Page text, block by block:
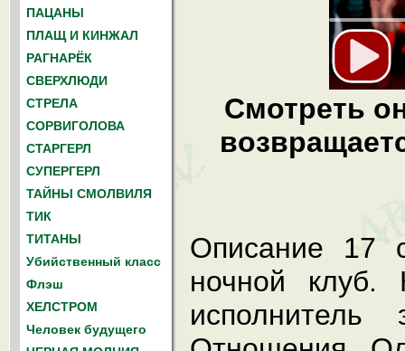
ПАЦАНЫ
ПЛАЩ И КИНЖАЛ
РАГНАРЁК
СВЕРХЛЮДИ
СТРЕЛА
СОРВИГОЛОВА
СТАРГЕРЛ
СУПЕРГЕРЛ
ТАЙНЫ СМОЛВИЛЯ
ТИК
ТИТАНЫ
Убийственный класс
Флэш
ХЕЛСТРОМ
Человек будущего
Смотреть
Описание 17
ночной клуб.